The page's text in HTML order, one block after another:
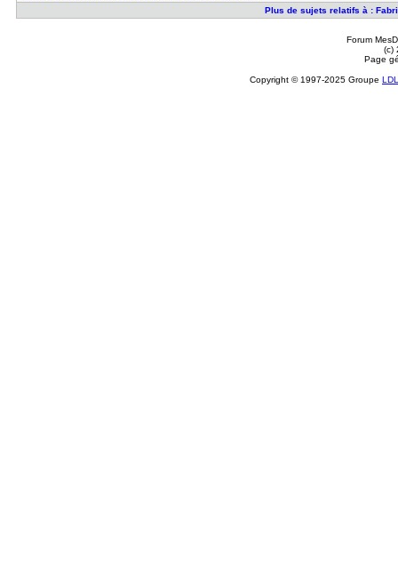
Plus de sujets relatifs à :
Forum
(c)
Page
Copyright © 1997-2025 Groupe